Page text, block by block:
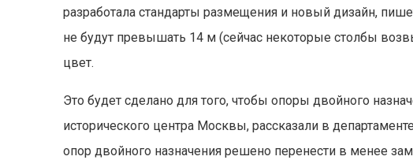
разработала стандарты размещения и новый дизайн,
не будут превышать 14 м (сейчас некоторые столбы
цвет.
Это будет сделано для того, чтобы опоры двойного
исторического центра Москвы, рассказали в
опор двойного назначения решено перенести в менее